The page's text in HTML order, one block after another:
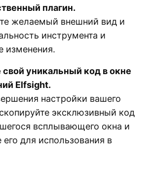
плагин.
желаемый внешний вид и
инструмента и
изменения.
уникальный код в окне
Elfsight.
настройки вашего
эксклюзивный код
всплывающего окна и
его для использования в